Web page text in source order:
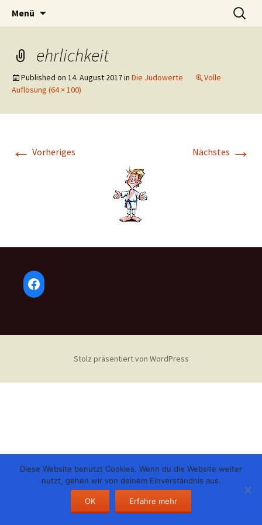
Dattelner Judoclub 1958 e.V.
Menü
Suchen
nach:
ehrlichkeit
Published on 14. August 2017in Die Judowerte
Volle
Auflösung (64 × 100)
← Vorheriges Nächstes →
Facebook
Stolz präsentiert von WordPress
Diese Website benutzt Cookies. Wenn du die Website weiter
nutzt, gehen wir von deinem Einverständnis aus.
OK Erfahre mehr